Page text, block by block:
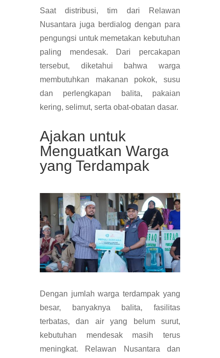
Saat distribusi, tim dari Relawan
Nusantara juga berdialog dengan para
pengungsi untuk memetakan kebutuhan
paling mendesak. Dari percakapan
tersebut, diketahui bahwa warga
membutuhkan makanan pokok, susu
dan perlengkapan balita, pakaian
kering, selimut, serta obat-obatan dasar.
Ajakan untuk
Menguatkan Warga
yang Terdampak
Dengan jumlah warga terdampak yang
besar, banyaknya balita, fasilitas
terbatas, dan air yang belum surut,
kebutuhan mendesak masih terus
meningkat. Relawan Nusantara dan